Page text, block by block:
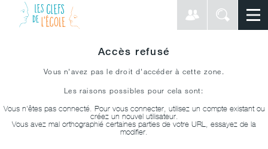
Accès refusé
Vous n'avez pas le droit d'accéder à cette zone.
Les raisons possibles pour cela sont:
Vous n'êtes pas connecté. Pour vous connecter, utilisez un compte existant ou
créez un nouvel utilisateur.
Vous avez mal orthographié certaines parties de votre URL, essayez de la
modifier.